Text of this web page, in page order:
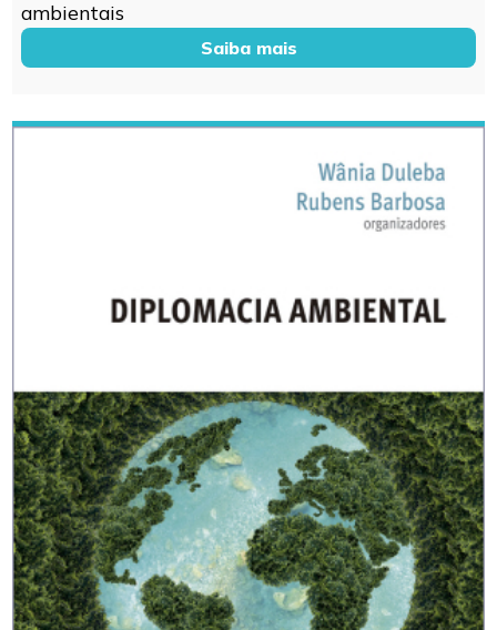
ambientais
Saiba mais